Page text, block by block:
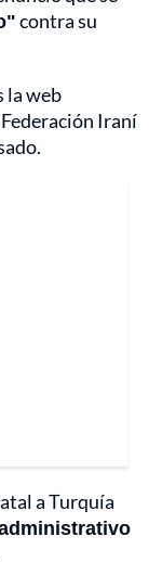
contra su
la web
Iraní
a Turquía